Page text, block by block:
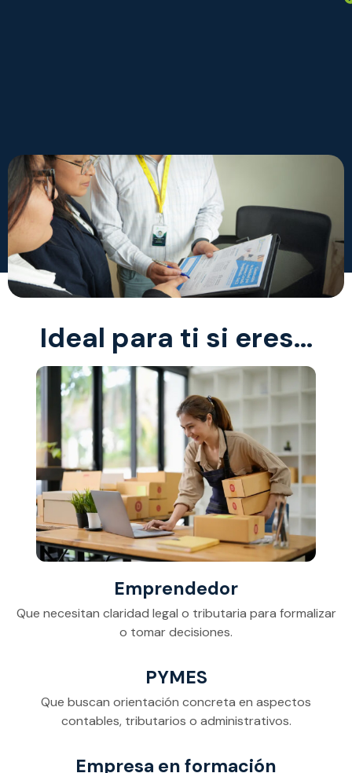
Ideal para ti si eres…
Emprendedor
Que necesitan claridad legal o tributaria para formalizar
o tomar decisiones.
PYMES
Que buscan orientación concreta en aspectos
contables, tributarios o administrativos.
Empresa en formación